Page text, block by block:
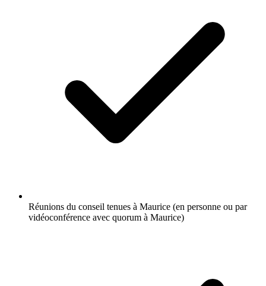
Réunions du conseil tenues à Maurice (en personne ou par
vidéoconférence avec quorum à Maurice)